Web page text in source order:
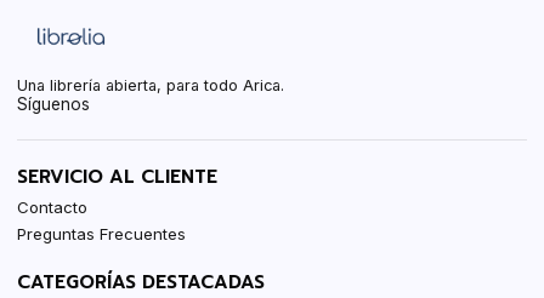
Una librería abierta, para todo Arica.
Síguenos
SERVICIO AL CLIENTE
Contacto
Preguntas Frecuentes
CATEGORÍAS DESTACADAS